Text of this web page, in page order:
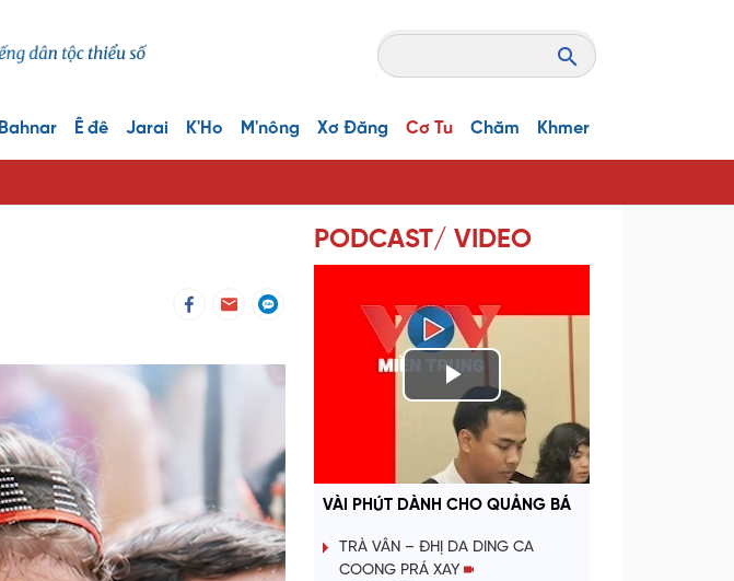
Bahnar Ê đê Jarai K'Ho M'nông Xơ Đăng Cơ Tu Chăm Khmer
PODCAST/ VIDEO
P
l
a
y
VÀI PHÚT DÀNH CHO QUẢNG BÁ
TRÀ VÂN – ĐHỊ DA DING CA
COONG PRÁ XAY